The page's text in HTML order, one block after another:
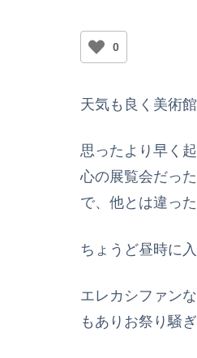
0
天気も良く美術
思ったより早く
心の展覧会だっ
で、他とは違っ
ちょうど昼時に
エレカシファン
もありお祭り騒